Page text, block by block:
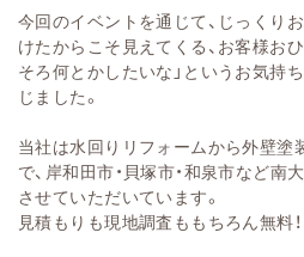
今回のイベントを通じて、じっくり
けたからこそ見えてくる、お客様お
そろ何とかしたいな」というお気持
じました。
当社は水回りリフォームから外壁塗
で、岸和田市・貝塚市・和泉市など
させていただいています。
見積もりも現地調査ももちろん無料！